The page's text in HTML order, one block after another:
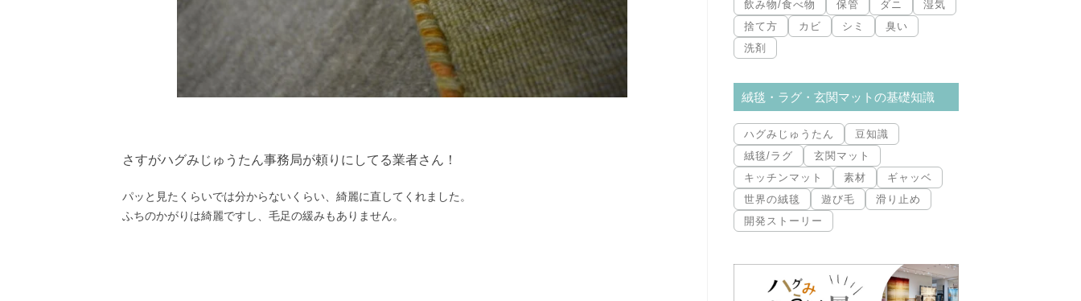
さすがハグみじゅうたん事務局が頼りにしてる業者さん！
パッと見たくらいでは分からないくらい、綺麗に直してくれました。
ふちのかがりは綺麗ですし、毛足の緩みもありません。
飲み物/食べ物
保管 ダニ
湿気
捨て方
カビ シミ
臭い
洗剤
絨毯・ラグ・玄関マットの基礎知識
ハグみじゅうたん
豆知識
絨毯/ラグ
玄関マット
キッチンマット
素材
ギャッベ
世界の絨毯
遊び毛
滑り止め
開発ストーリー